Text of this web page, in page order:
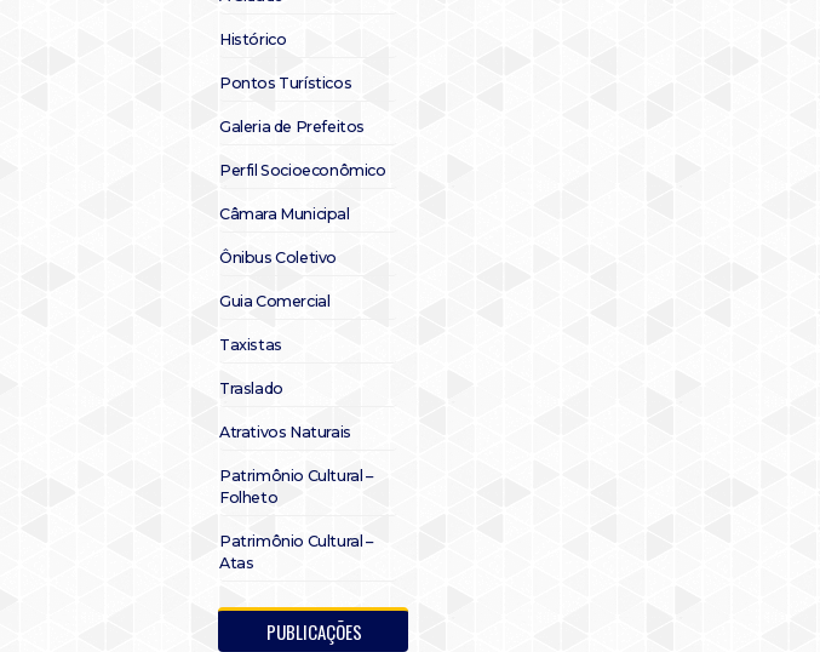
Histórico
Pontos Turísticos
Galeria de Prefeitos
Perfil Socioeconômico
Câmara Municipal
Ônibus Coletivo
Guia Comercial
Taxistas
Traslado
Atrativos Naturais
Patrimônio Cultural –
Folheto
Patrimônio Cultural –
Atas
PUBLICAÇÕES